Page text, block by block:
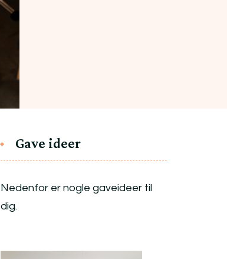
Gave ideer
Nedenfor er nogle gaveideer til
dig.